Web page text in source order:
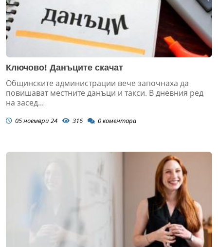
Ключово! Данъците скачат
Общинските администрации вече започнаха да
повишават местните данъци и такси. В дневния ред
на засед...
05 ноември 24 316 0коментара